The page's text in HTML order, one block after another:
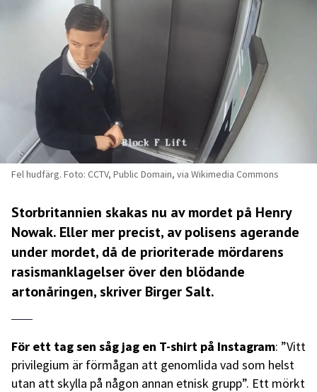
Fel hudfärg. Foto: CCTV, Public Domain, via Wikimedia Commons
Storbritannien skakas nu av mordet på Henry
Nowak. Eller mer precist, av polisens agerande
under mordet, då de prioriterade mördarens
rasismanklagelser över den blödande
artonåringen, skriver Birger Salt.
För ett tag sen såg jag en T-shirt på Instagram: ”Vitt
privilegium är förmågan att genomlida vad som helst
utan att skylla på någon annan etnisk grupp”. Ett mörkt